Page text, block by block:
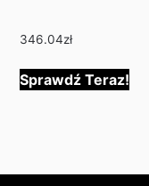
346.04zł
Sprawdź Teraz!